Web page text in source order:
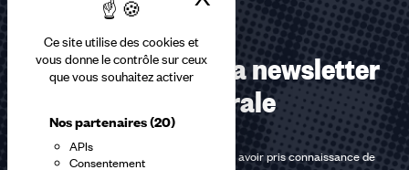
Ce site utilise des cookies et
vous donne le contrôle sur ceux
que vous souhaitez activer
Nos partenaires(20)
APIs
Consentement
Abonnez-vous à la newsletter
confédérale
En m'inscrivant à la newsletter, j'affirme avoir pris connaissance de